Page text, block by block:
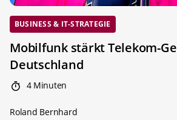
BUSINESS & IT-STRATEGIE
Mobilfunk stärkt Telekom-
Deutschland
4 Minuten
Roland Bernhard